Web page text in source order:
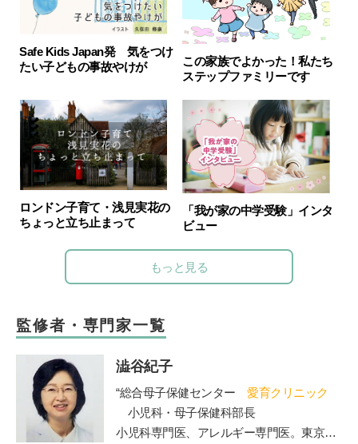
Safe Kids Japan発 気をつけ
たい子どもの事故やけが
この家族でよかった！私たち
ステップファミリーです
ロンドン子育て・浅見実花の
ちょっと立ち止まって
「我が家の中学受験」インタ
ビュー
もっと見る
監修者・専門家一覧
澁谷紀子
“総合母子保健センター 愛育クリニック
小児科・母子保健科部長
小児科専門医、アレルギー専門医。東京大